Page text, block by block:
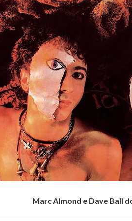
Marc Almond e Dave Ball